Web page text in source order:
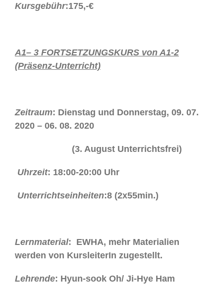
Kursgebühr:175,-€
A1– 3 FORTSETZUNGSKURS von A1-2
(Präsenz-Unterricht)
Zeitraum: Dienstag und Donnerstag, 09. 07.
2020 – 06. 08. 2020
(3. August Unterrichtsfrei)
Uhrzeit: 18:00-20:00 Uhr
Unterrichtseinheiten:8 (2x55min.)
Lernmaterial: EWHA, mehr Materialien
werden von KursleiterIn zugestellt.
Lehrende: Hyun-sook Oh/ Ji-Hye Ham